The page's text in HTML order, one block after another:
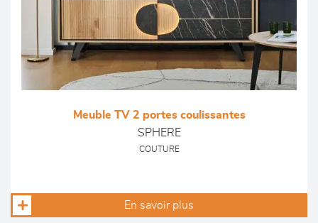
Meuble TV 2 portes coulissantes
SPHERE
COUTURE
En savoir plus